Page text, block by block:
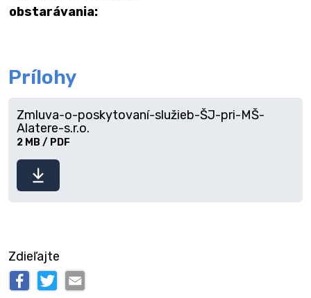
obstarávania:
Prílohy
súbor
Zmluva-o-poskytovaní-služieb-ŠJ-pri-MŠ-
Alatere-s.r.o.
2 MB / PDF
Zdieľajte